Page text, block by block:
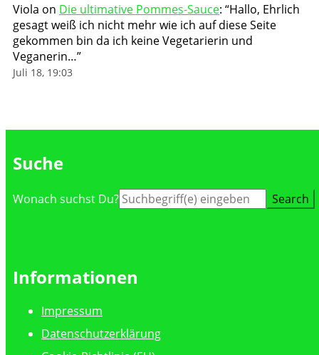
Viola on Die ultimative Pommes-Sauce: “Hallo, Ehrlich
gesagt weiß ich nicht mehr wie ich auf diese Seite
gekommen bin da ich keine Vegetarierin und
Veganerin…”
Juli 18, 19:03
Suche
Suche
Wonach suchst Du?
Informationen
Impressum
Datenschutzerklärung